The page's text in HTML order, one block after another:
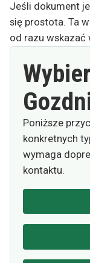
Jeśli dokument
się prostota. Ta
od razu wskazać
Poniższe
konkretnych
wymaga
kontaktu.